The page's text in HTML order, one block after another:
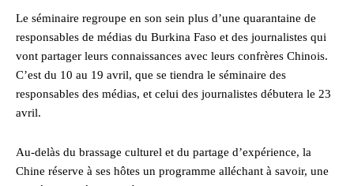
Le séminaire regroupe en son sein plus d’une quarantaine de
responsables de médias du Burkina Faso et des journalistes qui
vont partager leurs connaissances avec leurs confrères Chinois.
C’est du 10 au 19 avril, que se tiendra le séminaire des
responsables des médias, et celui des journalistes débutera le 23
avril.
Au-delàs du brassage culturel et du partage d’expérience, la
Chine réserve à ses hôtes un programme alléchant à savoir, une